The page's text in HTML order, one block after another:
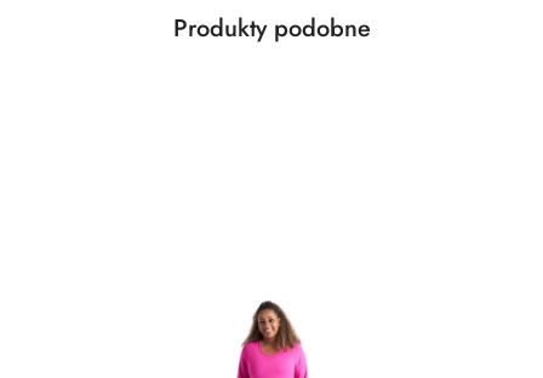
Pomiń karuzelę produktów
Produkty
Produkty podobne